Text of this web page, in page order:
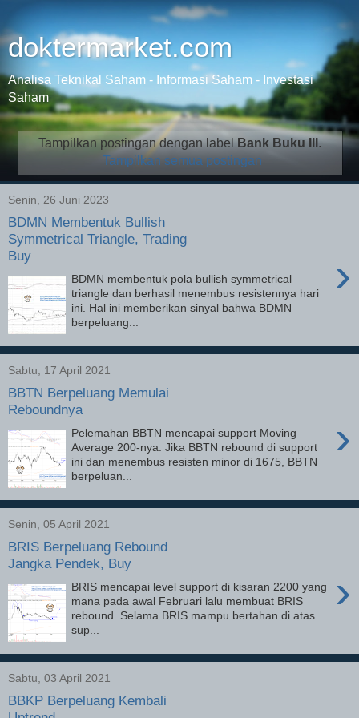
doktermarket.com
Analisa Teknikal Saham - Informasi Saham - Investasi
Saham
Tampilkan postingan dengan labelBank Buku III.
Tampilkan semua postingan
Senin, 26 Juni 2023
BDMN Membentuk Bullish
Symmetrical Triangle, Trading
Buy
›
BDMN membentuk pola bullish symmetrical
triangle dan berhasil menembus resistennya hari
ini. Hal ini memberikan sinyal bahwa BDMN
berpeluang...
Sabtu, 17 April 2021
BBTN Berpeluang Memulai
Reboundnya
›
Pelemahan BBTN mencapai support Moving
Average 200-nya. Jika BBTN rebound di support
ini dan menembus resisten minor di 1675, BBTN
berpeluan...
Senin, 05 April 2021
BRIS Berpeluang Rebound
Jangka Pendek, Buy
›
BRIS mencapai level support di kisaran 2200 yang
mana pada awal Februari lalu membuat BRIS
rebound. Selama BRIS mampu bertahan di atas
sup...
Sabtu, 03 April 2021
BBKP Berpeluang Kembali